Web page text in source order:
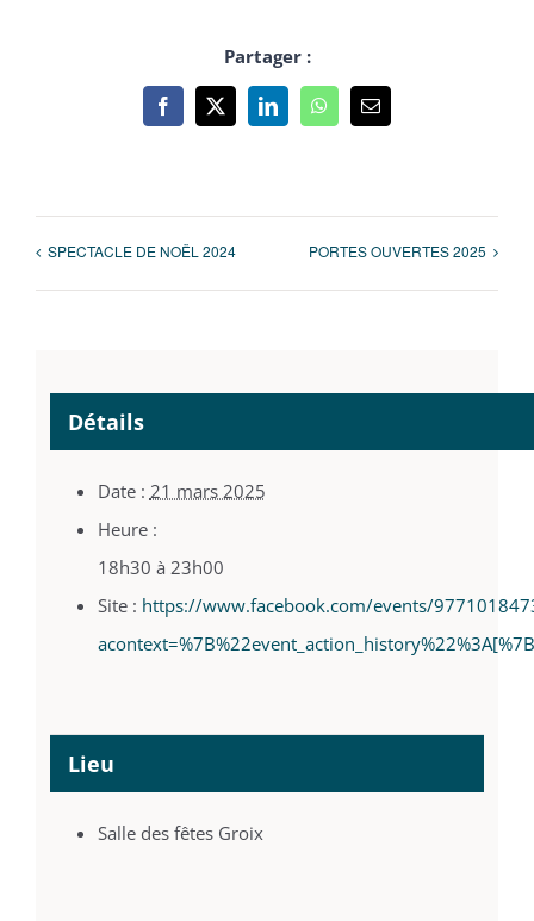
Partager :
Facebook
X LinkedInWhatsApp
Email
SPECTACLE DE NOËL 2024 PORTES OUVERTES 2025
Détails
Date : 21 mars 2025
Heure :
18h30 à 23h00
Site : https://www.facebook.com/events/
Lieu
Salle des fêtes Groix